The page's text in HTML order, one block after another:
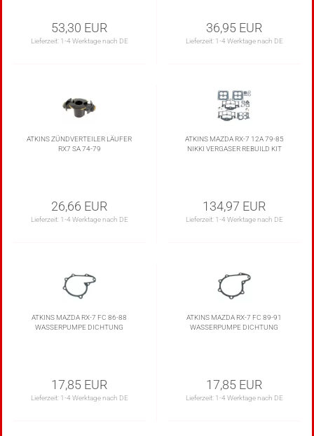
53,30 EUR
Lieferzeit: 1-4 Werktage nach DE
36,95 EUR
Lieferzeit: 1-4 Werktage nach DE
ATKINS ZÜNDVERTEILER LÄUFER
RX7 SA 74-79
26,66 EUR
Lieferzeit: 1-4 Werktage nach DE
ATKINS MAZDA RX-7 12A 79-85
NIKKI VERGASER REBUILD KIT
134,97 EUR
Lieferzeit: 1-4 Werktage nach DE
ATKINS MAZDA RX-7 FC 86-88
WASSERPUMPE DICHTUNG
17,85 EUR
Lieferzeit: 1-4 Werktage nach DE
ATKINS MAZDA RX-7 FC 89-91
WASSERPUMPE DICHTUNG
17,85 EUR
Lieferzeit: 1-4 Werktage nach DE